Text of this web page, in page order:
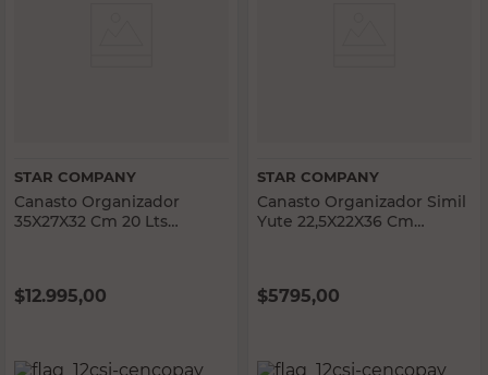
STAR COMPANY
Canasto Organizador
35X27X32 Cm 20 Lts
$12.995,00
STAR COMPANY
Canasto Organizador Simil
Yute 22,5X22X36 Cm
$5795,00